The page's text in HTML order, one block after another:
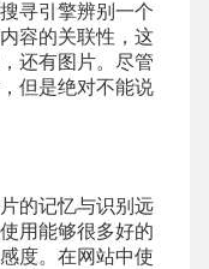
寻引擎辨别一个
容的关联性，这
还有图片。尽管
但是绝对不能说
的记忆与识别远
用能够很多好的
度。在网站中使